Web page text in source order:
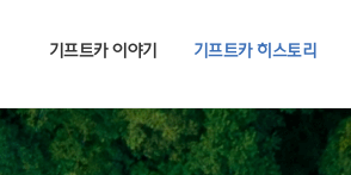
기프트카 이야기 기프트카 히스토리